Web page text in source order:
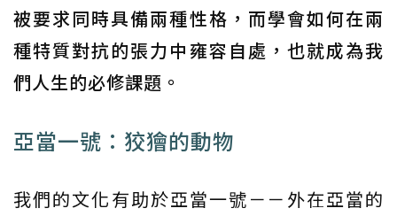
被要求同時具備兩種性格，而學會如何在兩
種特質對抗的張力中雍容自處，也就成為我
們人生的必修課題。
亞當一號：狡獪的動物
我們的文化有助於亞當一號－－外在亞當的